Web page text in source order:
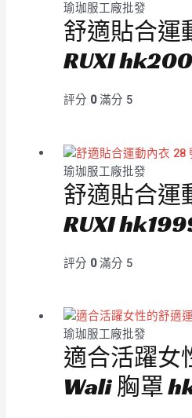
瑜珈服工廠批發
舒適貼合運
RUXI
評分 0滿分 5
瑜珈服工廠批發
舒適貼合運
RUXI
評分 0滿分 5
瑜珈服工廠批發
適合活躍女
Wali 胸罩